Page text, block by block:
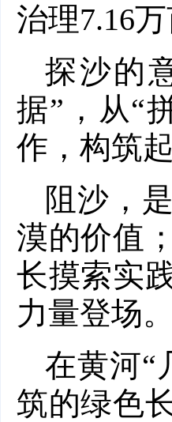
治理7.16万
探沙的
据”，从“
作，构筑
阻沙，
漠的价值
长摸索实
力量登场
在黄河“
筑的绿色